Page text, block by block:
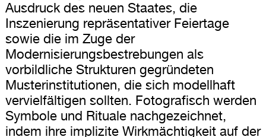
Ausdruck des neuen Staates, die
Inszenierung repräsentativer Feiertage
sowie die im Zuge der
Modernisierungsbestrebungen als
vorbildliche Strukturen gegründeten
Musterinstitutionen, die sich modellhaft
vervielfältigen sollten. Fotografisch werden
Symbole und Rituale nachgezeichnet,
indem ihre implizite Wirkmächtigkeit auf der